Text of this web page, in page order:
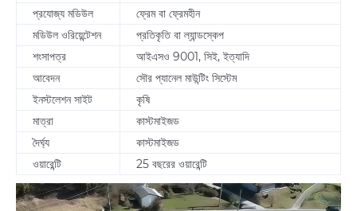
প্রযোজ্য মডিউল
ফ্রেম বা ফ্রেমহীন
মডিউল ওরিয়েন্টেশন
প্রতিকৃতি বা ল্যান্ডস্কেপ
শংসাপত্র
আইএসও 9001, সিই, ইত্যাদি
আবেদন
সৌর প্যানেল মাউন্টিং সিস্টেম
ইনস্টলেশন সাইট
কৃষি
মাত্রা
কাস্টমাইজড
দৈর্ঘ্য
কাস্টমাইজড
ওয়ারেন্টি
25 বছরের ওয়ারেন্টি